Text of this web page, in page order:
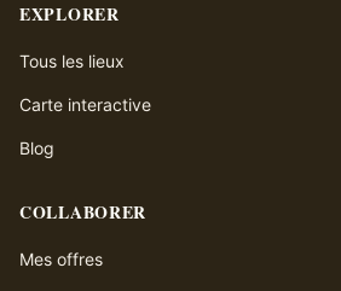
EXPLORER
Tous les lieux
Carte interactive
Blog
COLLABORER
Mes offres